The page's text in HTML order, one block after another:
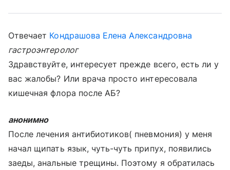
Отвечает Кондрашова Елена Александровна
гастроэнтеролог
Здравствуйте, интересует прежде всего, есть ли у
вас жалобы? Или врача просто интересовала
кишечная флора после АБ?
анонимно
После лечения антибиотиков( пневмония) у меня
начал щипать язык, чуть-чуть припух, появились
заеды, анальные трещины. Поэтому я обратилась